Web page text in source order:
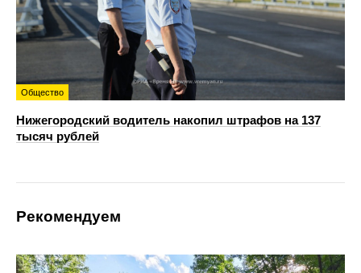
Общество
Нижегородский водитель накопил штрафов на 137
тысяч рублей
Рекомендуем